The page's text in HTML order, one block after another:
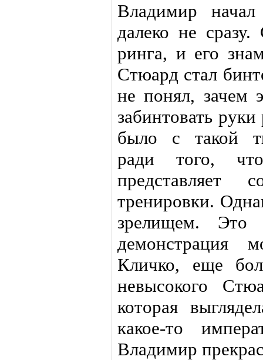
Владимир
далеко не
ринга, и его
Стюард стал
не понял, зачем
забинтовать
было с такой
ради того,
представляет
тренировки.
зрелищем. Это
демонстрация
Кличко, еще
невысокого
которая
какое-то
Владимир